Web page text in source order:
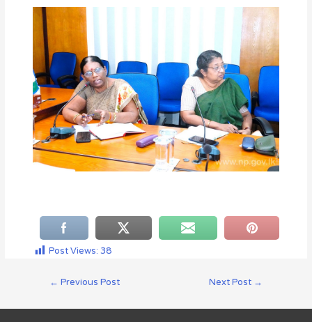
Post Views: 38
← Previous Post Next Post →